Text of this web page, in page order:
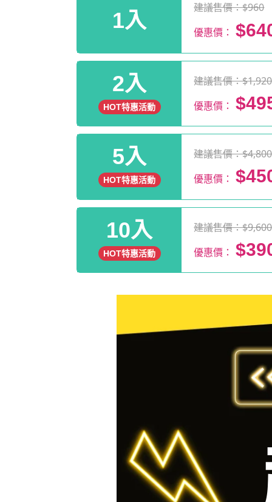
1入
建議售價：$960
優惠價：
2入
HOT特惠活動
建議售價：$1,920
優惠價：
5入
HOT特惠活動
建議售價：$4,800
優惠價：
10入
HOT特惠活動
建議售價：$9,600
優惠價：